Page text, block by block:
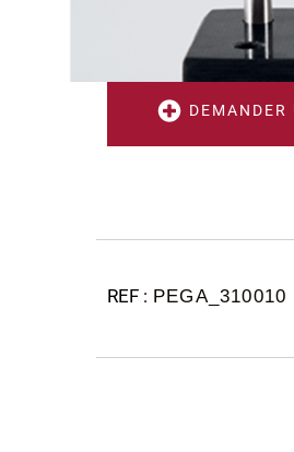
DEMANDER
PEGA_310010